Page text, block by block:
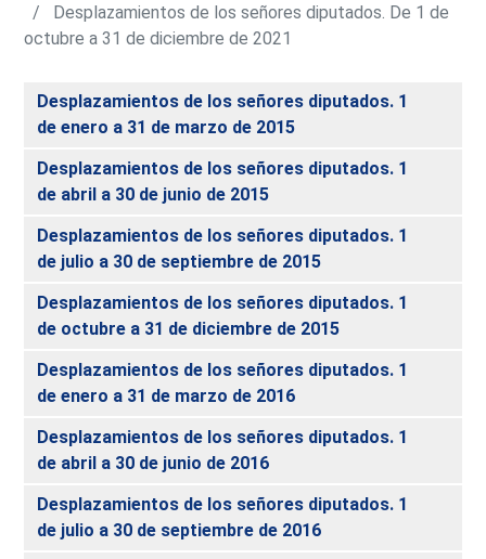
Desplazamientos de los señores diputados. De 1 de
octubre a 31 de diciembre de 2021
Desplazamientos de los señores diputados. 1
de enero a 31 de marzo de 2015
Desplazamientos de los señores diputados. 1
de abril a 30 de junio de 2015
Desplazamientos de los señores diputados. 1
de julio a 30 de septiembre de 2015
Desplazamientos de los señores diputados. 1
de octubre a 31 de diciembre de 2015
Desplazamientos de los señores diputados. 1
de enero a 31 de marzo de 2016
Desplazamientos de los señores diputados. 1
de abril a 30 de junio de 2016
Desplazamientos de los señores diputados. 1
de julio a 30 de septiembre de 2016